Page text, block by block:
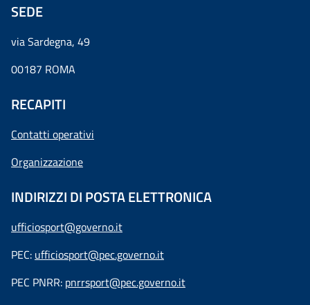
SEDE
via Sardegna, 49
00187 ROMA
RECAPITI
Contatti operativi
Organizzazione
INDIRIZZI DI POSTA ELETTRONICA
ufficiosport@governo.it
PEC: ufficiosport@pec.governo.it
PEC PNRR: pnrrsport@pec.governo.it